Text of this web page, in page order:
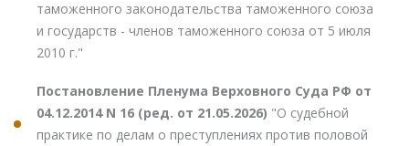
таможенного законодательства таможенного союза
и государств - членов таможенного союза от 5 июля
2010 г."
Постановление Пленума Верховного Суда РФ от
04.12.2014 N 16 (ред. от 21.05.2026) "О судебной
практике по делам о преступлениях против половой